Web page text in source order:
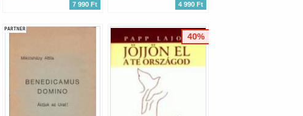
7 990 Ft 4 990 Ft
PARTNER
40%